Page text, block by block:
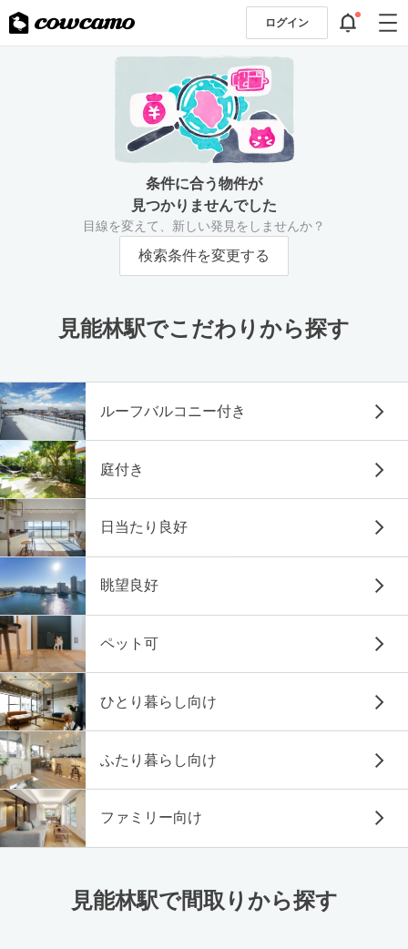
ログイン
条件に合う物件が
見つかりませんでした
目線を変えて、新しい発見をしませんか？
検索条件を変更する
見能林駅でこだわりから探す
ルーフバルコニー付き
庭付き
日当たり良好
眺望良好
ペット可
ひとり暮らし向け
ふたり暮らし向け
ファミリー向け
見能林駅で間取りから探す